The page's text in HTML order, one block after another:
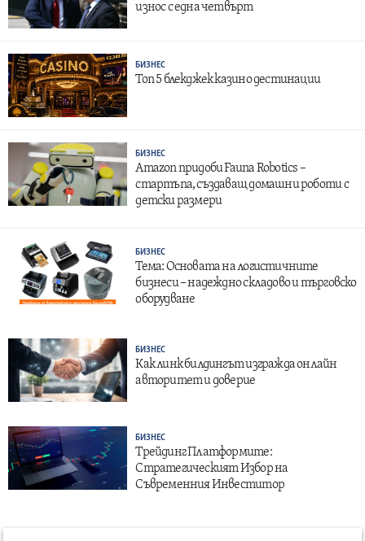
износ с една четвърт
БИЗНЕС
Топ 5 блекджек казино дестинации
БИЗНЕС
Amazon придоби Fauna Robotics –
стартъпа, създаващ домашни роботи с
детски размери
БИЗНЕС
Тема: Основата на логистичните
бизнеси – надеждно складово и търговско
оборудване
БИЗНЕС
Как линк билдингът изгражда онлайн
авторитет и доверие
БИЗНЕС
Трейдинг Платформите:
Стратегическият Избор на
Съвременния Инвеститор